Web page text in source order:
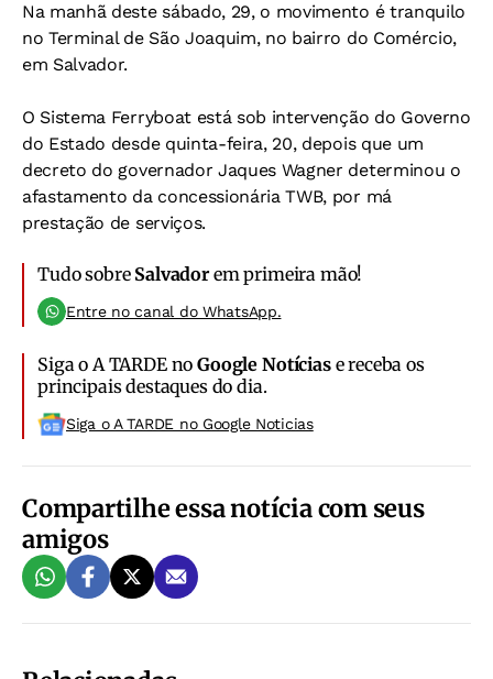
Na manhã deste sábado, 29, o movimento é tranquilo
no Terminal de São Joaquim, no bairro do Comércio,
em Salvador.
O Sistema Ferryboat está sob intervenção do Governo
do Estado desde quinta-feira, 20, depois que um
decreto do governador Jaques Wagner determinou o
afastamento da concessionária TWB, por má
prestação de serviços.
Tudo sobre Salvadorem primeira mão!
Entre no canal do WhatsApp.
Siga o A TARDE noGoogle Notíciase receba os
principais destaques do dia.
Siga o A TARDE no Google Noticias
Compartilhe essa notícia com seus
amigos